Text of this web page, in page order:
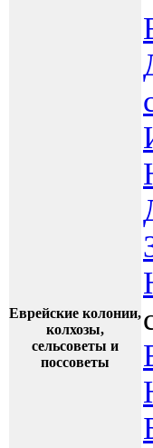
Еврейские колонии,
колхозы,
сельсоветы и
поссоветы